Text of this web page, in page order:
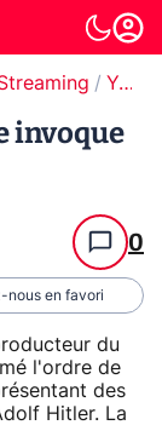
YouTube
invoque
0
nous en favori
du
l'ordre de
des
Hitler. La